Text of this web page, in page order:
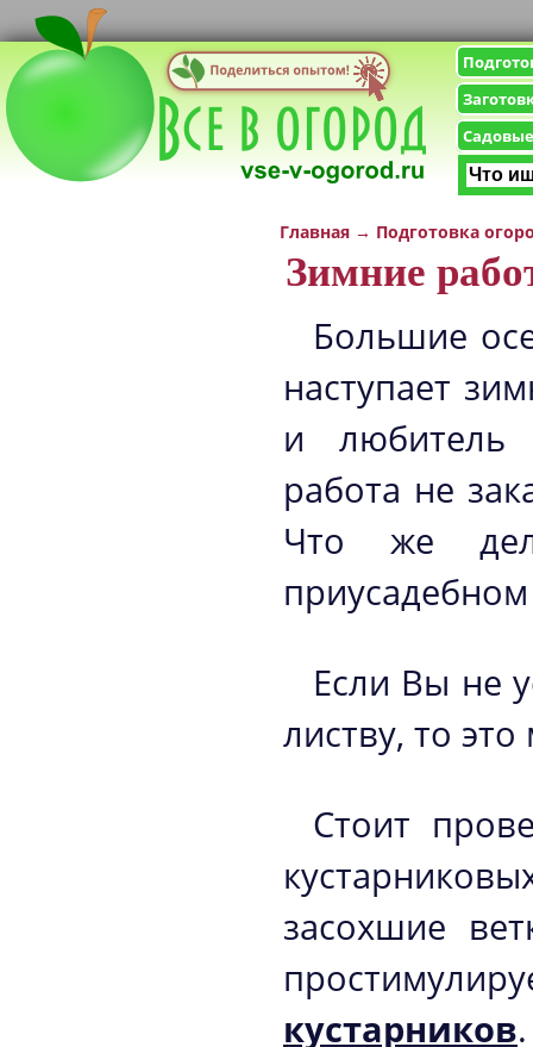
Главная → Подготовка
Зимние
Большие
наступает
и любитель
работа не
Что же
приусадебном
Если Вы не
листву, то
Стоит
засохшие
кустарников.